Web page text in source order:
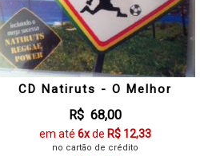
CD Natiruts - O Melhor
R$ 68,00
em até 6xde R$ 12,33
no cartão de crédito